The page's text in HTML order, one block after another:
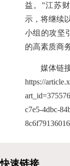
益。”江苏
示，将继续
小组的攻坚
的高素质商
媒体链
https://
c7e5-4dbc-